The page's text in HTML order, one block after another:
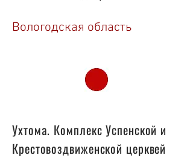
Вологодская область
Ухтома. Комплекс Успенской и
Крестовоздвиженской церквей